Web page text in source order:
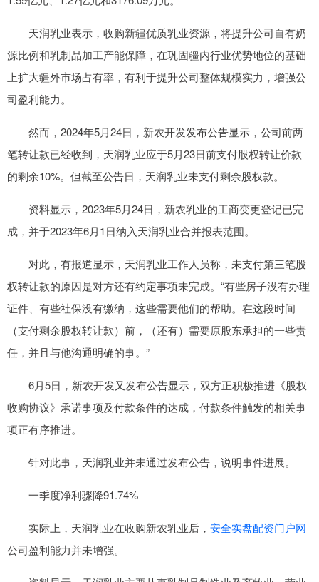
天润乳业表示，收购新疆优质乳业资源，将提升公司自有奶
源比例和乳制品加工产能保障，在巩固疆内行业优势地位的基础
上扩大疆外市场占有率，有利于提升公司整体规模实力，增强公
司盈利能力。
然而，2024年5月24日，新农开发发布公告显示，公司前两
笔转让款已经收到，天润乳业应于5月23日前支付股权转让价款
的剩余10%。但截至公告日，天润乳业未支付剩余股权款。
资料显示，2023年5月24日，新农乳业的工商变更登记已完
成，并于2023年6月1日纳入天润乳业合并报表范围。
对此，有报道显示，天润乳业工作人员称，未支付第三笔股
权转让款的原因是对方还有约定事项未完成。“有些房子没有办理
证件、有些社保没有缴纳，这些需要他们的帮助。在这段时间
（支付剩余股权转让款）前，（还有）需要原股东承担的一些责
任，并且与他沟通明确的事。”
6月5日，新农开发又发布公告显示，双方正积极推进《股权
收购协议》承诺事项及付款条件的达成，付款条件触发的相关事
项正有序推进。
针对此事，天润乳业并未通过发布公告，说明事件进展。
一季度净利骤降91.74%
实际上，天润乳业在收购新农乳业后， 安全实盘配资门户网
公司盈利能力并未增强。